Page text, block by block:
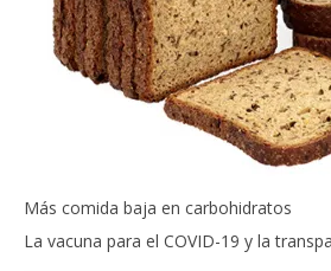
Más comida baja en carbohidratos
La vacuna para el COVID-19 y la